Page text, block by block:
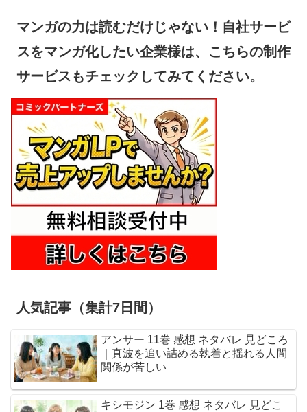
マンガの力は読むだけじゃない！自社サービ
スをマンガ化したい企業様は、こちらの制作
サービスもチェックしてみてください。
人気記事（集計7日間）
アンサー 11巻 感想 ネタバレ 見どころ
｜真波を追い詰める執着と揺れる人間
関係が苦しい
キシモジン 1巻 感想 ネタバレ 見どこ